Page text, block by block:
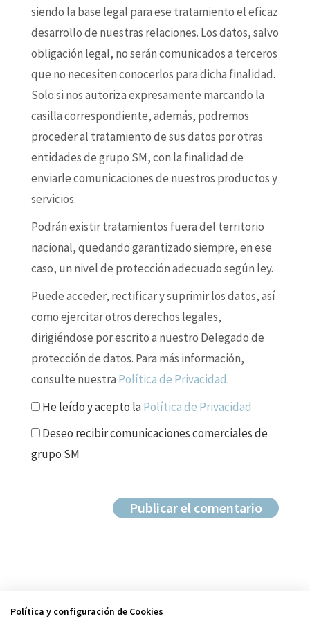
siendo la base legal para ese tratamiento el eficaz
desarrollo de nuestras relaciones. Los datos, salvo
obligación legal, no serán comunicados a terceros
que no necesiten conocerlos para dicha finalidad.
Solo si nos autoriza expresamente marcando la
casilla correspondiente, además, podremos
proceder al tratamiento de sus datos por otras
entidades de grupo SM, con la finalidad de
enviarle comunicaciones de nuestros productos y
servicios.
Podrán existir tratamientos fuera del territorio
nacional, quedando garantizado siempre, en ese
caso, un nivel de protección adecuado según ley.
Puede acceder, rectificar y suprimir los datos, así
como ejercitar otros derechos legales,
dirigiéndose por escrito a nuestro Delegado de
protección de datos. Para más información,
consulte nuestra Política de Privacidad.
He leído y acepto laPolítica de Privacidad
Deseo recibir comunicaciones comerciales de
grupo SM
Política y configuración de Cookies